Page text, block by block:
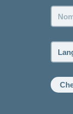
Nom
du
ou
la